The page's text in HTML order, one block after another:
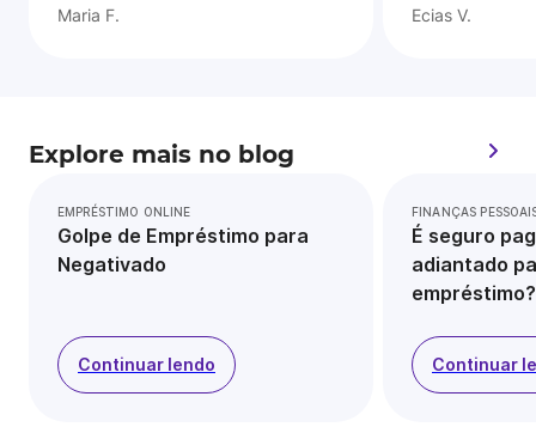
Maria F. Ecias V.
Explore mais no blog
EMPRÉSTIMO ONLINE
Golpe de Empréstimo para
Negativado
Continuar lendo
FINANÇAS
É seguro
adiantado
empréstimo?
Continuar